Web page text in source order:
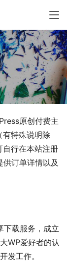
原创付费主
特殊说明除
自行在本站注册
订单详情以及
下载服务，成立
WP爱好者的认
发工作。